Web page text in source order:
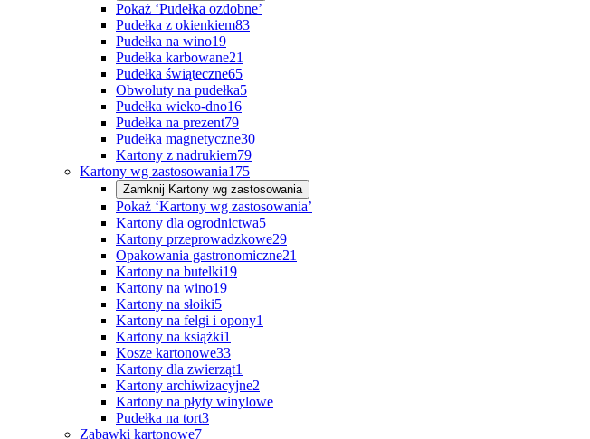
Pokaż ‘Pudełka ozdobne’
Pudełka z okienkiem83
Pudełka na wino19
Pudełka karbowane21
Pudełka świąteczne65
Obwoluty na pudełka5
Pudełka wieko-dno16
Pudełka na prezent79
Pudełka magnetyczne30
Kartony z nadrukiem79
Kartony wg zastosowania175
Zamknij Kartony wg zastosowania
Pokaż ‘Kartony wg zastosowania’
Kartony dla ogrodnictwa5
Kartony przeprowadzkowe29
Opakowania gastronomiczne21
Kartony na butelki19
Kartony na wino19
Kartony na słoiki5
Kartony na felgi i opony1
Kartony na książki1
Kosze kartonowe33
Kartony dla zwierząt1
Kartony archiwizacyjne2
Kartony na płyty winylowe
Pudełka na tort3
Zabawki kartonowe7